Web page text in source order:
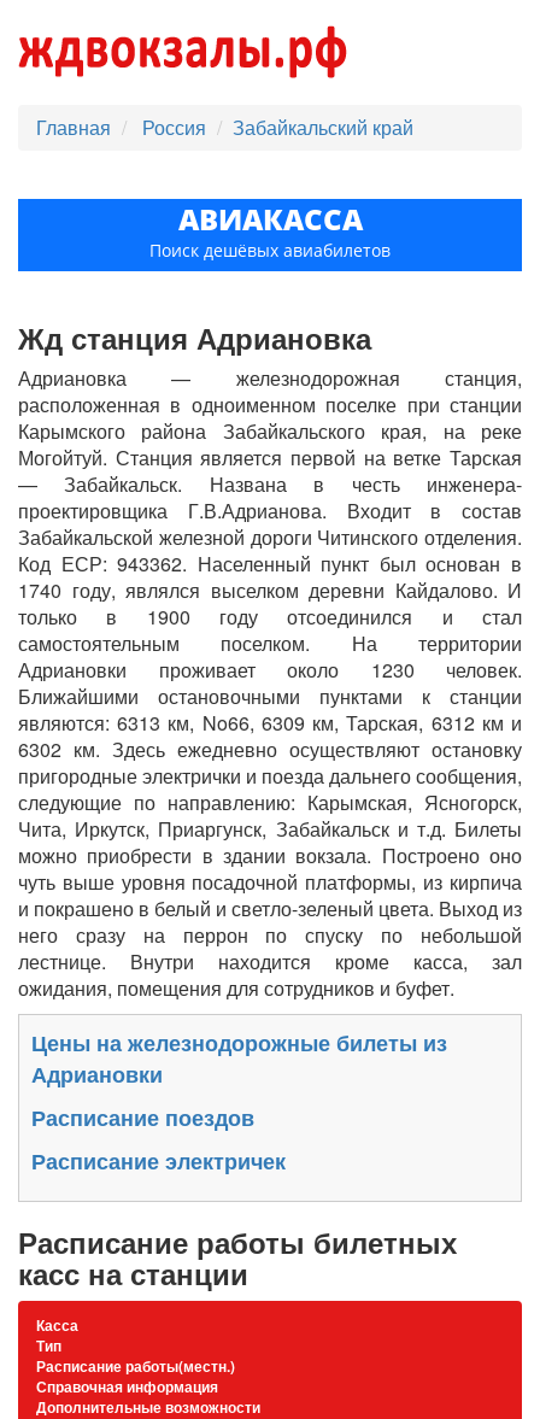
Главная Россия Забайкальский край
АВИАКАССА
Поиск дешёвых авиабилетов
Жд станция Адриановка
Адриановка — железнодорожная станция,
расположенная в одноименном поселке при станции
Карымского района Забайкальского края, на реке
Могойтуй. Станция является первой на ветке Тарская
— Забайкальск. Названа в честь инженера-
проектировщика Г.В.Адрианова. Входит в состав
Забайкальской железной дороги Читинского отделения.
Код ЕСР: 943362. Населенный пункт был основан в
1740 году, являлся выселком деревни Кайдалово. И
только в 1900 году отсоединился и стал
самостоятельным поселком. На территории
Адриановки проживает около 1230 человек.
Ближайшими остановочными пунктами к станции
являются: 6313 км, No66, 6309 км, Тарская, 6312 км и
6302 км. Здесь ежедневно осуществляют остановку
пригородные электрички и поезда дальнего сообщения,
следующие по направлению: Карымская, Ясногорск,
Чита, Иркутск, Приаргунск, Забайкальск и т.д. Билеты
можно приобрести в здании вокзала. Построено оно
чуть выше уровня посадочной платформы, из кирпича
и покрашено в белый и светло-зеленый цвета. Выход из
него сразу на перрон по спуску по небольшой
лестнице. Внутри находится кроме касса, зал
ожидания, помещения для сотрудников и буфет.
Цены на железнодорожные билеты из
Адриановки
Расписание поездов
Расписание электричек
Расписание работы билетных
касс на станции
Касса
Тип
Расписание работы(местн.)
Справочная информация
Дополнительные возможности